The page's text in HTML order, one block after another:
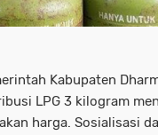
Kabupaten
LPG 3 kilogram
harga. Sosialisasi